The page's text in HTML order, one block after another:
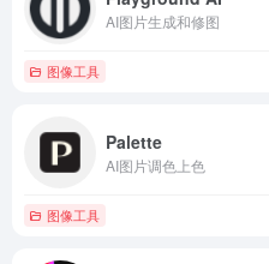
AI图片生成和修图
图像工具
Palette
AI图片调色上色
图像工具